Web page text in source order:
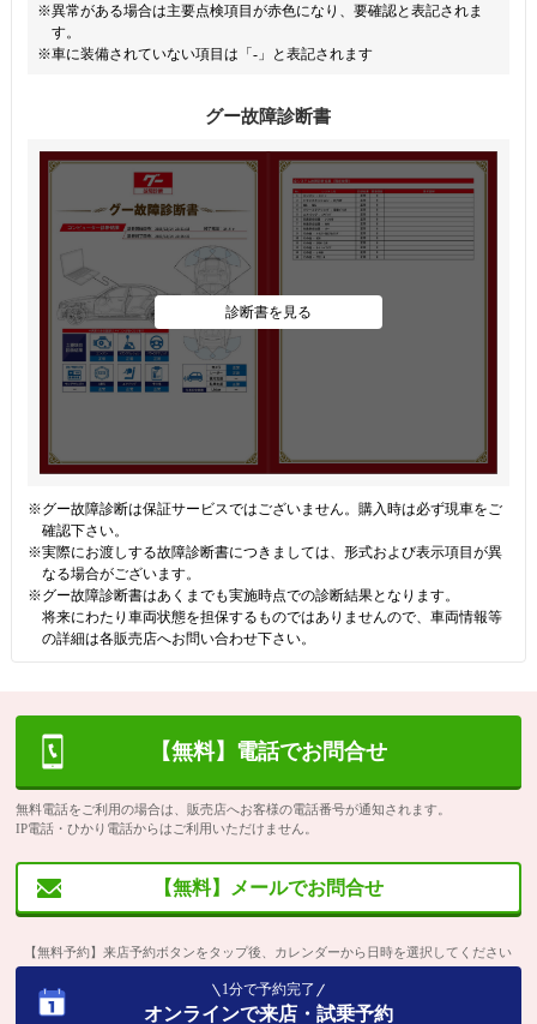
※異常がある場合は主要点検項目が赤色になり、要確認と表記されま
す。
※車に装備されていない項目は「-」と表記されます
グー故障診断書
診断書を見る
※グー故障診断は保証サービスではございません。購入時は必ず現車をご
確認下さい。
※実際にお渡しする故障診断書につきましては、形式および表示項目が異
なる場合がございます。
※グー故障診断書はあくまでも実施時点での診断結果となります。
将来にわたり車両状態を担保するものではありませんので、車両情報等
の詳細は各販売店へお問い合わせ下さい。
【無料】電話でお問合せ
無料電話をご利用の場合は、販売店へお客様の電話番号が通知されます。
IP電話・ひかり電話からはご利用いただけません。
【無料】メールでお問合せ
【無料予約】来店予約ボタンをタップ後、カレンダーから日時を選択してください
1分で予約完了
オンラインで来店・試乗予約